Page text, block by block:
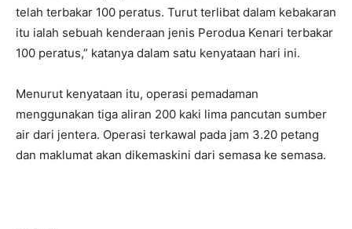
telah terbakar 100 peratus. Turut terlibat dalam kebakaran
itu ialah sebuah kenderaan jenis Perodua Kenari terbakar
100 peratus,” katanya dalam satu kenyataan hari ini.
Menurut kenyataan itu, operasi pemadaman
menggunakan tiga aliran 200 kaki lima pancutan sumber
air dari jentera. Operasi terkawal pada jam 3.20 petang
dan maklumat akan dikemaskini dari semasa ke semasa.